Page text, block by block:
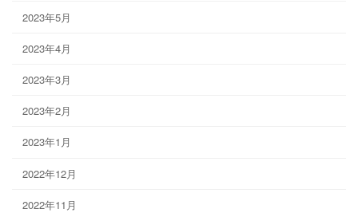
2023年5月
2023年4月
2023年3月
2023年2月
2023年1月
2022年12月
2022年11月